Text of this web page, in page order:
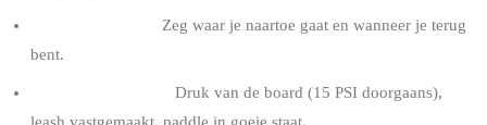
Zeg waar je naartoe gaat en wanneer je terug
bent.
Druk van de board (15 PSI doorgaans),
leash vastgemaakt, paddle in goeie staat.